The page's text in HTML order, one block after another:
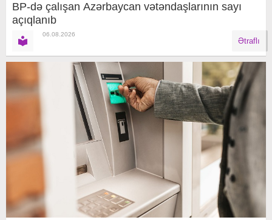
BP-də çalışan Azərbaycan vətəndaşlarının sayı
açıqlanıb
06.08.2026
Ətraflı